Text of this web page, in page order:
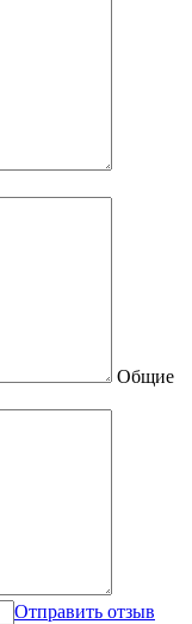
Общие
Отправить отзыв